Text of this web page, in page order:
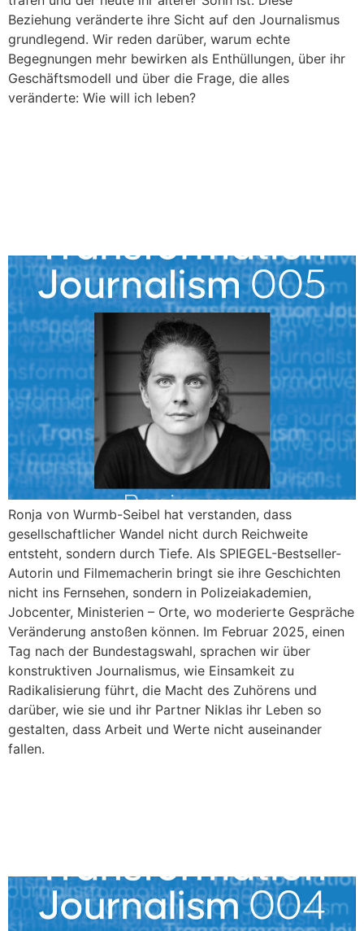
Beziehung veränderte ihre Sicht auf den Journalismus
grundlegend. Wir reden darüber, warum echte
Begegnungen mehr bewirken als Enthüllungen, über ihr
Geschäftsmodell und über die Frage, die alles
veränderte: Wie will ich leben?
Ronja von Wurmb-Seibel hat verstanden, dass
gesellschaftlicher Wandel nicht durch Reichweite
entsteht, sondern durch Tiefe. Als SPIEGEL-Bestseller-
Autorin und Filmemacherin bringt sie ihre Geschichten
nicht ins Fernsehen, sondern in Polizeiakademien,
Jobcenter, Ministerien – Orte, wo moderierte Gespräche
Veränderung anstoßen können. Im Februar 2025, einen
Tag nach der Bundestagswahl, sprachen wir über
konstruktiven Journalismus, wie Einsamkeit zu
Radikalisierung führt, die Macht des Zuhörens und
darüber, wie sie und ihr Partner Niklas ihr Leben so
gestalten, dass Arbeit und Werte nicht auseinander
fallen.